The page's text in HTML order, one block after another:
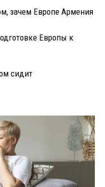
зачем Европе Армения
Европы к
сидит